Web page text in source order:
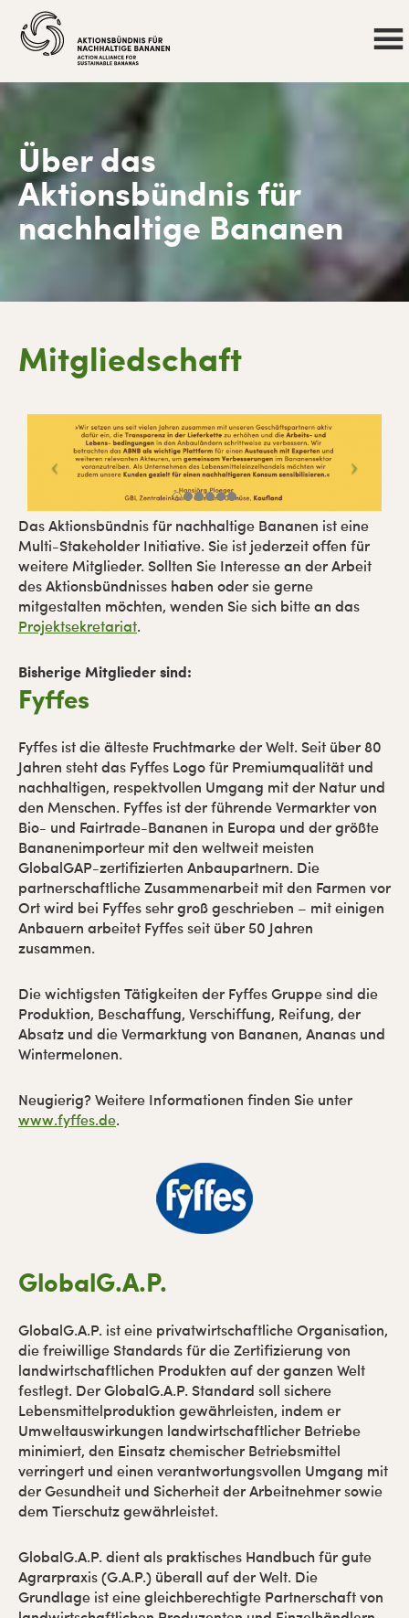
Hauptnavigation
springen
main
Fußzeile
springen
Über das
Aktionsbündnis für
nachhaltige Bananen
Mitgliedschaft
Das Aktionsbündnis für nachhaltige Bananen ist eine
Multi-Stakeholder Initiative. Sie ist jederzeit offen für
weitere Mitglieder. Sollten Sie Interesse an der Arbeit
des Aktionsbündnisses haben oder sie gerne
mitgestalten möchten, wenden Sie sich bitte an das
Projektsekretariat.
Bisherige Mitglieder sind:
Fyffes
Fyffes ist die älteste Fruchtmarke der Welt. Seit über 80
Jahren steht das Fyffes Logo für Premiumqualität und
nachhaltigen, respektvollen Umgang mit der Natur und
den Menschen. Fyffes ist der führende Vermarkter von
Bio- und Fairtrade-Bananen in Europa und der größte
Bananenimporteur mit den weltweit meisten
GlobalGAP-zertifizierten Anbaupartnern. Die
partnerschaftliche Zusammenarbeit mit den Farmen vor
Ort wird bei Fyffes sehr groß geschrieben ­­– mit einigen
Anbauern arbeitet Fyffes seit über 50 Jahren
zusammen.
Die wichtigsten Tätigkeiten der Fyffes Gruppe sind die
Produktion, Beschaffung, Verschiffung, Reifung, der
Absatz und die Vermarktung von Bananen, Ananas und
Wintermelonen.
Neugierig? Weitere Informationen finden Sie unter
www.fyffes.de.
GlobalG.A.P.
GlobalG.A.P. ist eine privatwirtschaftliche Organisation,
die freiwillige Standards für die Zertifizierung von
landwirtschaftlichen Produkten auf der ganzen Welt
festlegt. Der GlobalG.A.P. Standard soll sichere
Lebensmittelproduktion gewährleisten, indem er
Umweltauswirkungen landwirtschaftlicher Betriebe
minimiert, den Einsatz chemischer Betriebsmittel
verringert und einen verantwortungsvollen Umgang mit
der Gesundheit und Sicherheit der Arbeitnehmer sowie
dem Tierschutz gewährleistet.
GlobalG.A.P. dient als praktisches Handbuch für gute
Agrarpraxis (G.A.P.) überall auf der Welt. Die
Grundlage ist eine gleichberechtigte Partnerschaft von